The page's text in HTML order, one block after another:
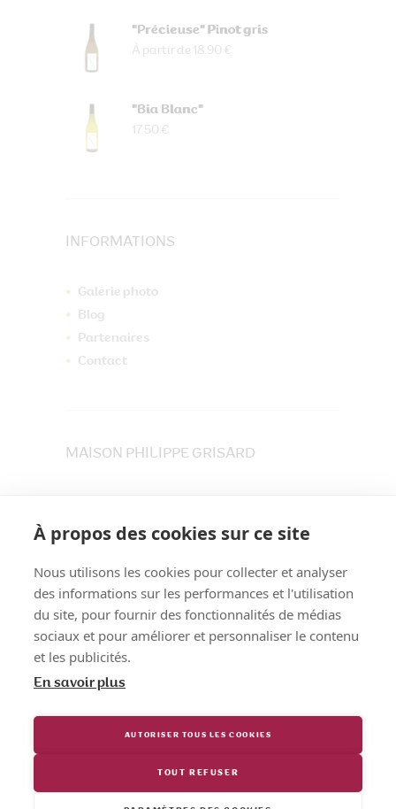
À propos des cookies sur ce site
Nous utilisons les cookies pour collecter et analyser
des informations sur les performances et l'utilisation
du site, pour fournir des fonctionnalités de médias
sociaux et pour améliorer et personnaliser le contenu
et les publicités.
En savoir plus
AUTORISER TOUS LES COOKIES
TOUT REFUSER
"Précieuse" Pinot gris
À partir de 18.90 €
"Bia Blanc"
17.50 €
INFORMATIONS
Galerie photo
Blog
Partenaires
Contact
MAISON PHILIPPE GRISARD
Tél. 04 79 84 30 91